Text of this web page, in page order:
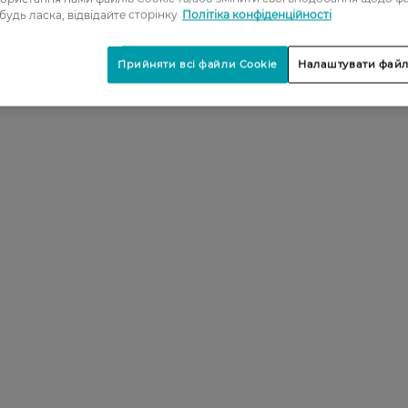
ласка, відвідайте сторінку Політіка конфіденційності
Налаштувати
Прийняти всі файли Cookie